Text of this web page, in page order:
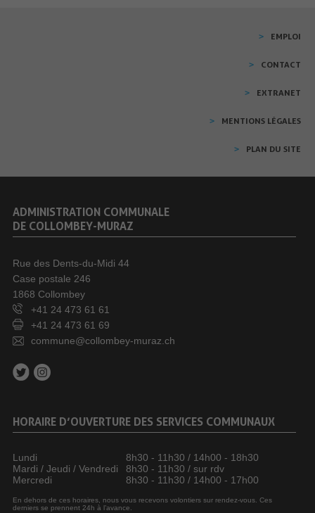
EMPLOI
CONTACT
EXTRANET
MENTIONS LÉGALES
PLAN DU SITE
ADMINISTRATION COMMUNALE
DE COLLOMBEY-MURAZ
Rue des Dents-du-Midi 44
Case postale 246
1868 Collombey
+41 24 473 61 61
+41 24 473 61 69
commune@collombey-muraz.ch
HORAIRE D’OUVERTURE DES SERVICES COMMUNAUX
Lundi
8h30 - 11h30 / 14h00 - 18h30
Mardi / Jeudi / Vendredi
8h30 - 11h30 / sur rdv
Mercredi
8h30 - 11h30 / 14h00 - 17h00
En dehors de ces horaires, nous vous recevons volontiers sur rendez-vous. Ces
derniers se prennent 24h à l’avance.